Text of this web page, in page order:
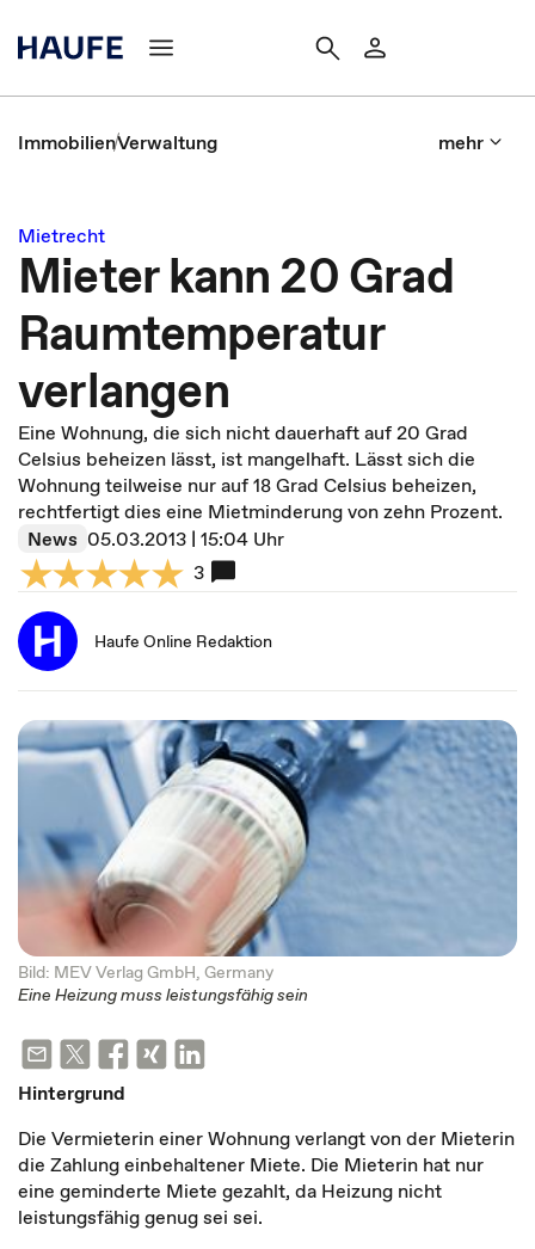
ImmobilienVerwaltung mehr
Mietrecht
Mieter kann 20 Grad
Raumtemperatur
verlangen
Eine Wohnung, die sich nicht dauerhaft auf 20 Grad
Celsius beheizen lässt, ist mangelhaft. Lässt sich die
Wohnung teilweise nur auf 18 Grad Celsius beheizen,
rechtfertigt dies eine Mietminderung von zehn Prozent.
News 05.03.2013 | 15:04 Uhr
3
Haufe Online Redaktion
Bild: MEV Verlag GmbH, Germany
Eine Heizung muss leistungsfähig sein
Hintergrund
Die Vermieterin einer Wohnung verlangt von der Mieterin
die Zahlung einbehaltener Miete. Die Mieterin hat nur
eine geminderte Miete gezahlt, da Heizung nicht
leistungsfähig genug sei sei.